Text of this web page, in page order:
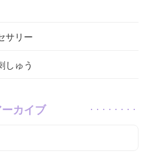
サリー
しゅう
カイブ